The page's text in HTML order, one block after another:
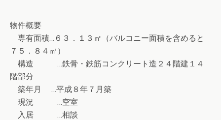
物件概要
専有面積…６３．１３㎡（バルコニー面積を含めると
７５．８４㎡）
構造 …鉄骨・鉄筋コンクリート造２４階建１４
階部分
築年月 …平成８年７月築
現況 …空室
入居 …相談